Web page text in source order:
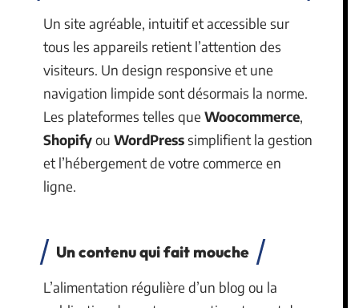
Un site agréable, intuitif et accessible sur
tous les appareils retient l’attention des
visiteurs. Un design responsive et une
navigation limpide sont désormais la norme.
Les plateformes telles que Woocommerce,
Shopifyou WordPresssimplifient la gestion
et l’hébergement de votre commerce en
ligne.
Un contenu qui fait mouche
L’alimentation régulière d’un blog ou la